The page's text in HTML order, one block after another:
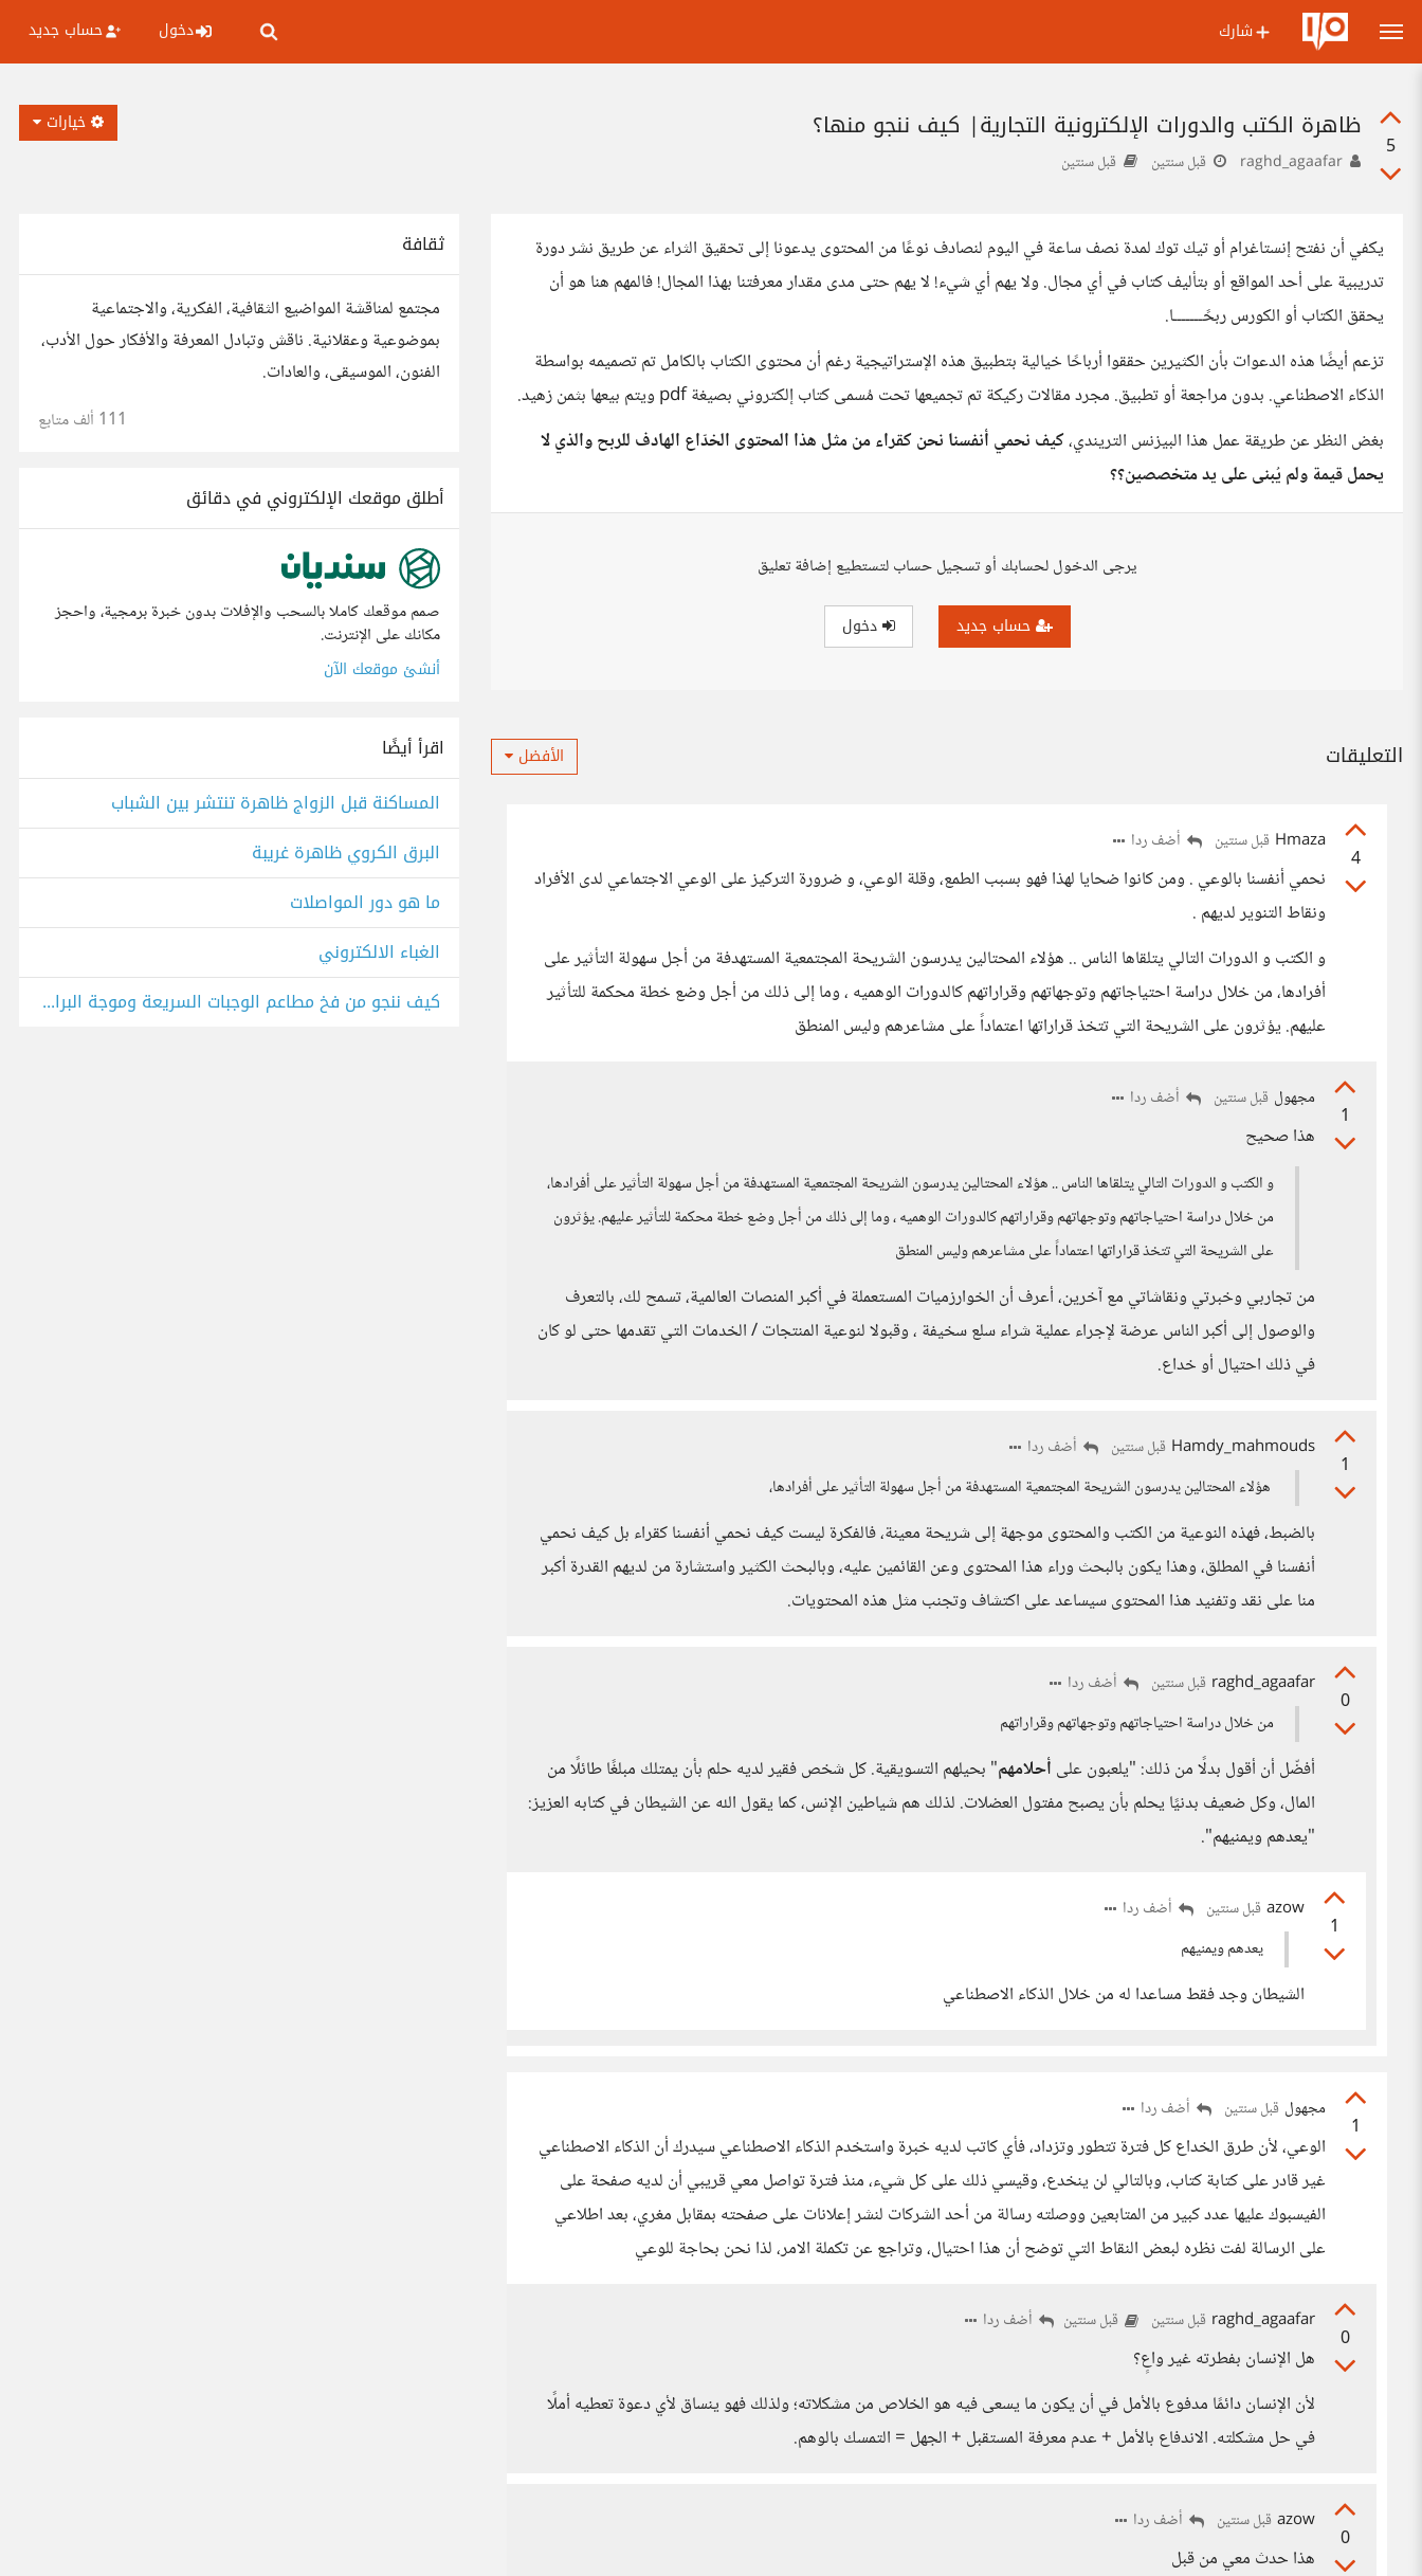
شارك دخول حساب جديد
5
ظاهرة الكتب والدورات الإلكترونية التجارية| كيف ننجو منها؟
قبل سنتين قبل سنتين
خيارات
يكفي أن نفتح إنستاغرام أو تيك توك لمدة نصف ساعة في اليوم لنصادف نوعًا من المحتوى يدعونا إلى تحقيق الثراء عن طريق نشر دورة
تدريبية على أحد المواقع أو بتأليف كتاب في أي مجال. ولا يهم أي شيء! لا يهم حتى مدى مقدار معرفتنا بهذا المجال! فالمهم هنا هو أن
يحقق الكتاب أو الكورس ربحًـــــــا.
تزعم أيضًا هذه الدعوات بأن الكثيرين حققوا أرباحًا خيالية بتطبيق هذه الإستراتيجية رغم أن محتوى الكتاب بالكامل تم تصميمه بواسطة
الذكاء الاصطناعي. بدون مراجعة أو تطبيق. مجرد مقالات ركيكة تم تجميعها تحت مُسمى كتاب إلكتروني بصيغة pdf ويتم بيعها بثمن زهيد.
بغض النظر عن طريقة عمل هذا البيزنس التريندي،كيف نحمي أنفسنا نحن كقراء من مثل هذا المحتوى الخدّاع الهادف للربح والذي لا
يحمل قيمة ولم يُبنى على يد متخصصين؟؟
يرجى الدخول لحسابك أو تسجيل حساب لتستطيع إضافة تعليق
حساب جديد دخول
التعليقات الأفضل
4
Hmaza قبل سنتين أضف ردا
نحمي أنفسنا بالوعي . ومن كانوا ضحايا لهذا فهو بسبب الطمع، وقلة الوعي، و ضرورة التركيز على الوعي الاجتماعي لدى الأفراد
ونقاط التنوير لديهم .
و الكتب و الدورات التالي يتلقاها الناس .. هؤلاء المحتالين يدرسون الشريحة المجتمعية المستهدفة من أجل سهولة التأثير على
أفرادها، من خلال دراسة احتياجاتهم وتوجهاتهم وقراراتهم كالدورات الوهميه ، وما إلى ذلك من أجل وضع خطة محكمة للتأثير
عليهم. يؤثرون على الشريحة التي تتخذ قراراتها اعتماداً على مشاعرهم وليس المنطق
1
مجهول قبل سنتين أضف ردا
هذا صحيح
و الكتب و الدورات التالي يتلقاها الناس .. هؤلاء المحتالين يدرسون الشريحة المجتمعية المستهدفة من أجل سهولة التأثير على أفرادها،
من خلال دراسة احتياجاتهم وتوجهاتهم وقراراتهم كالدورات الوهميه ، وما إلى ذلك من أجل وضع خطة محكمة للتأثير عليهم. يؤثرون
على الشريحة التي تتخذ قراراتها اعتماداً على مشاعرهم وليس المنطق
من تجاربي وخبرتي ونقاشاتي مع آخرين، أعرف أن الخوارزميات المستعملة في أكبر المنصات العالمية، تسمح لك، بالتعرف
والوصول إلى أكبر الناس عرضة لإجراء عملية شراء سلع سخيفة ، وقبولا لنوعية المنتجات / الخدمات التي تقدمها حتى لو كان
في ذلك احتيال أو خداع.
1
Hamdy_mahmouds قبل سنتين
أضف ردا
هؤلاء المحتالين يدرسون الشريحة المجتمعية المستهدفة من أجل سهولة التأثير على أفرادها،
بالضبط، فهذه النوعية من الكتب والمحتوى موجهة إلى شريحة معينة، فالفكرة ليست كيف نحمي أنفسنا كقراء بل كيف نحمي
أنفسنا في المطلق، وهذا يكون بالبحث وراء هذا المحتوى وعن القائمين عليه، وبالبحث الكثير واستشارة من لديهم القدرة أكبر
منا على نقد وتفنيد هذا المحتوى سيساعد على اكتشاف وتجنب مثل هذه المحتويات.
0
raghd_agaafar قبل سنتين
أضف ردا
من خلال دراسة احتياجاتهم وتوجهاتهم وقراراتهم
أفضّل أن أقول بدلًا من ذلك: "يلعبون على أحلامهم" بحيلهم التسويقية. كل شخص فقير لديه حلم بأن يمتلك مبلغًا طائلًا من
المال، وكل ضعيف بدنيًا يحلم بأن يصبح مفتول العضلات. لذلك هم شياطين الإنس، كما يقول الله عن الشيطان في كتابه العزيز:
"يعدهم ويمنيهم".
1
azow قبل سنتين
أضف ردا
يعدهم ويمنيهم
الشيطان وجد فقط مساعدا له من خلال الذكاء الاصطناعي
1
مجهول قبل سنتين أضف ردا
الوعي، لأن طرق الخداع كل فترة تتطور وتزداد، فأي كاتب لديه خبرة واستخدم الذكاء الاصطناعي سيدرك أن الذكاء الاصطناعي
غير قادر على كتابة كتاب، وبالتالي لن ينخدع، وقيسي ذلك على كل شيء، منذ فترة تواصل معي قريبي أن لديه صفحة على
الفيسبوك عليها عدد كبير من المتابعين ووصلته رسالة من أحد الشركات لنشر إعلانات على صفحته بمقابل مغري، بعد اطلاعي
على الرسالة لفت نظره لبعض النقاط التي توضح أن هذا احتيال، وتراجع عن تكملة الامر، لذا نحن بحاجة للوعي
0
raghd_agaafar قبل سنتين قبل سنتين أضف ردا
هل الإنسان بفطرته غير واعٍ؟
لأن الإنسان دائمًا مدفوع بالأمل في أن يكون ما يسعى فيه هو الخلاص من مشكلاته؛ ولذلك فهو ينساق لأي دعوة تعطيه أملًا
في حل مشكلته. الاندفاع بالأمل + عدم معرفة المستقبل + الجهل = التمسك بالوهم.
0
azow قبل سنتين أضف ردا
هذا حدث معي من قبل
ثقافة
مجتمع لمناقشة المواضيع الثقافية، الفكرية، والاجتماعية
بموضوعية وعقلانية. ناقش وتبادل المعرفة والأفكار حول الأدب،
الفنون، الموسيقى، والعادات.
111 ألف متابع
أطلق موقعك الإلكتروني في دقائق
صمم موقعك كاملا بالسحب والإفلات بدون خبرة برمجية، واحجز
مكانك على الإنترنت.
أنشئ موقعك الآن
اقرأ أيضًا
المساكنة قبل الزواج ظاهرة تنتشر بين الشباب
البرق الكروي ظاهرة غريبة
ما هو دور المواصلات
الغباء الالكتروني
كيف ننجو من فخ مطاعم الوجبات السريعة وموجة البراند الشخصي!